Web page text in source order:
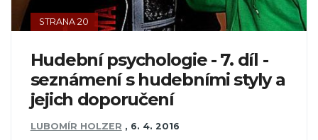
STRANA 20
Hudební psychologie - 7. díl -
seznámení s hudebními styly a
jejich doporučení
LUBOMÍR HOLZER , 6. 4. 2016